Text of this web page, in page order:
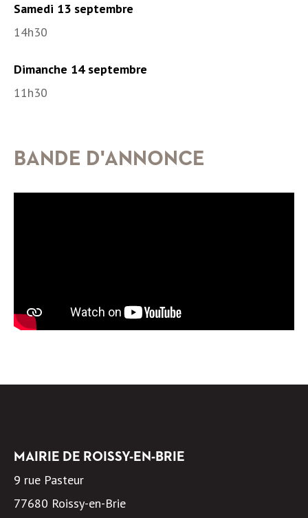
Samedi 13 septembre
14h30
Dimanche 14 septembre
11h30
BANDE D'ANNONCE
MAIRIE DE ROISSY-EN-BRIE
9 rue Pasteur
77680 Roissy-en-Brie